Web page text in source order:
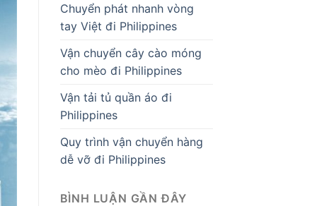
Chuyển phát nhanh vòng
tay Việt đi Philippines
Vận chuyển cây cào móng
cho mèo đi Philippines
Vận tải tủ quần áo đi
Philippines
Quy trình vận chuyển hàng
dễ vỡ đi Philippines
BÌNH LUẬN GẦN ĐÂY